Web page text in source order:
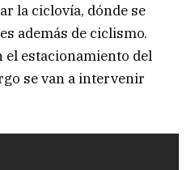
la ciclovía, dónde se
además de ciclismo.
el estacionamiento del
se van a intervenir